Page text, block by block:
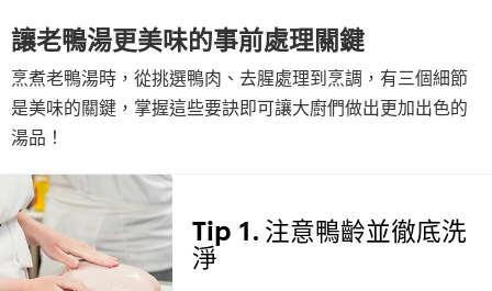
讓老鴨湯更美味的事前處理關鍵
烹煮老鴨湯時，從挑選鴨肉、去腥處理到烹調，有三個細節
是美味的關鍵，掌握這些要訣即可讓大廚們做出更加出色的
湯品！
Tip 1. 注意鴨齡並徹底洗
淨